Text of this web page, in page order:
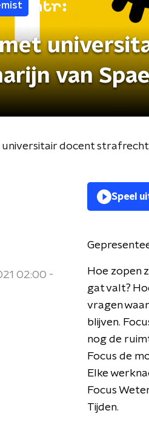
met
van
universitair docent
02:00 -
Speel
Hoe zopen
gat valt?
vragen
blijven.
nog de
Focus de
Elke
Focus
Tijden.